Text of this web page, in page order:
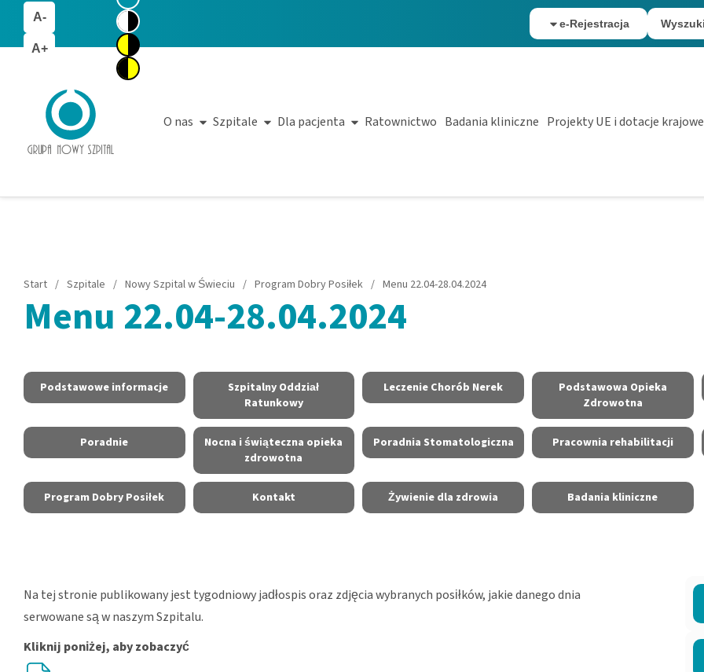
A-
A+
e-Rejestracja
O nas Szpitale Dla pacjenta Ratownictwo Badania kliniczne Projekty UE i dotacje krajowe
Start / Szpitale / Nowy Szpital w Świeciu / Program Dobry Posiłek / Menu 22.04-28.04.2024
Menu 22.04-28.04.2024
Podstawowe informacje
Szpitalny Oddział
Ratunkowy
Leczenie Chorób Nerek
Podstawowa Opieka
Zdrowotna
Poradnie
Nocna i świąteczna opieka
zdrowotna
Poradnia Stomatologiczna Pracownia rehabilitacji
Program Dobry Posiłek Kontakt Żywienie dla zdrowia Badania kliniczne
Na tej stronie publikowany jest tygodniowy jadłospis oraz zdjęcia wybranych posiłków, jakie danego dnia
serwowane są w naszym Szpitalu.
Kliknij poniżej, aby zobaczyć